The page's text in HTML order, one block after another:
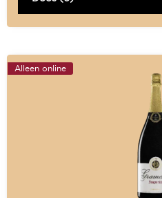
Alleen online